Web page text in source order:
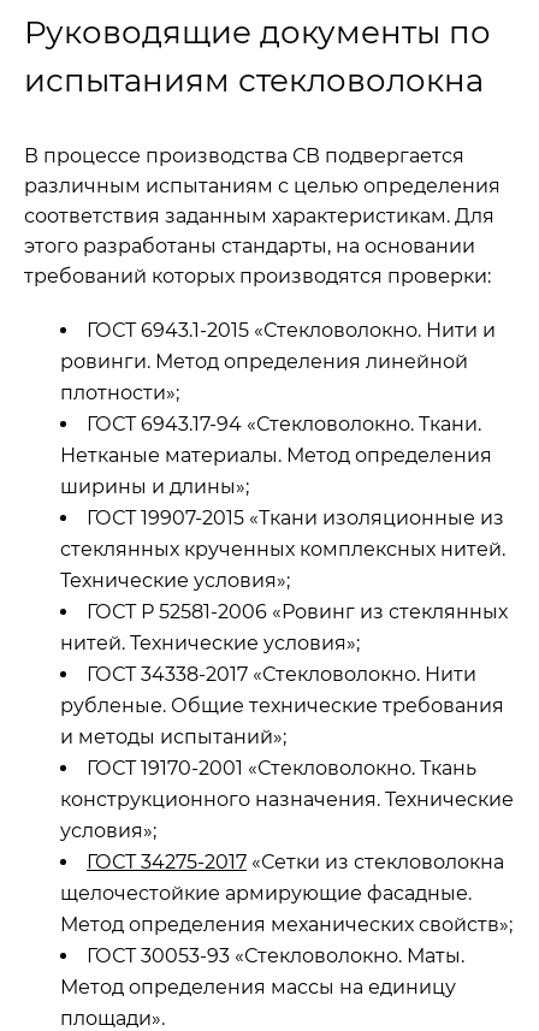
Руководящие документы по
испытаниям стекловолокна
В процессе производства СВ подвергается
различным испытаниям с целью определения
соответствия заданным характеристикам. Для
этого разработаны стандарты, на основании
требований которых производятся проверки:
ГОСТ 6943.1-2015 «Стекловолокно. Нити и
ровинги. Метод определения линейной
плотности»;
ГОСТ 6943.17-94 «Стекловолокно. Ткани.
Нетканые материалы. Метод определения
ширины и длины»;
ГОСТ 19907-2015 «Ткани изоляционные из
стеклянных крученных комплексных нитей.
Технические условия»;
ГОСТ Р 52581-2006 «Ровинг из стеклянных
нитей. Технические условия»;
ГОСТ 34338-2017 «Стекловолокно. Нити
рубленые. Общие технические требования
и методы испытаний»;
ГОСТ 19170-2001 «Стекловолокно. Ткань
конструкционного назначения. Технические
условия»;
ГОСТ 34275-2017 «Сетки из стекловолокна
щелочестойкие армирующие фасадные.
Метод определения механических свойств»;
ГОСТ 30053-93 «Стекловолокно. Маты.
Метод определения массы на единицу
площади».